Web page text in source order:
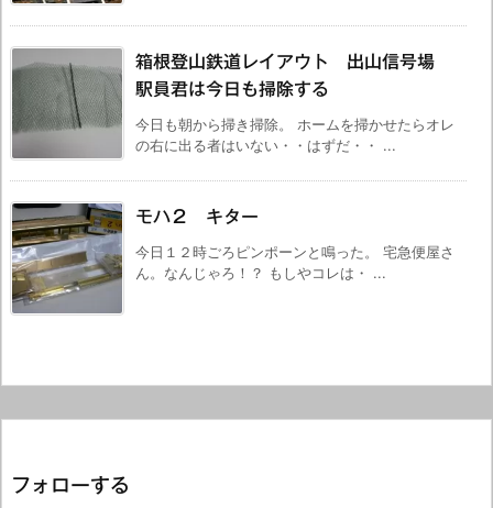
箱根登山鉄道レイアウト 出山信号場
駅員君は今日も掃除する
今日も朝から掃き掃除。 ホームを掃かせたらオレ
の右に出る者はいない・・はずだ・・ ...
モハ２ キター
今日１２時ごろピンポーンと鳴った。 宅急便屋さ
ん。なんじゃろ！？ もしやコレは・ ...
フォローする